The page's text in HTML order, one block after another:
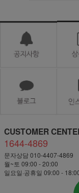
CUSTOMER
1644-4869
문자상담 010-4407-4869
월~토 09:00 - 20:00
일요일·공휴일 09:00 -